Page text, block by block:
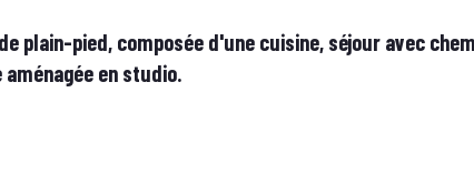
plain-pied, composée d'une cuisine, séjour avec
en studio.